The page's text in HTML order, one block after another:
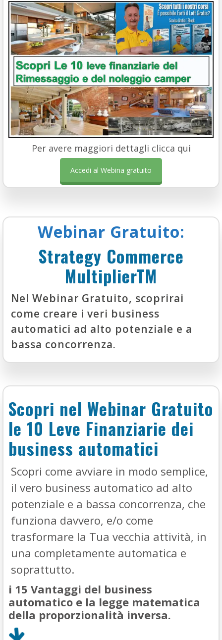
Per avere maggiori dettagli clicca qui
Accedi al Webina gratuito
Webinar Gratuito:
Strategy Commerce
MultiplierTM
Nel Webinar Gratuito, scoprirai
come creare i veri business
automatici ad alto potenziale e a
bassa concorrenza.
Scopri nel Webinar Gratuito
le 10 Leve Finanziarie dei
business automatici
Scopri come avviare in modo semplice,
il vero business automatico ad alto
potenziale e a bassa concorrenza, che
funziona davvero, e/o come
trasformare la Tua vecchia attività, in
una completamente automatica e
soprattutto.
i 15 Vantaggi del business
automatico e la legge matematica
della proporzionalità inversa.